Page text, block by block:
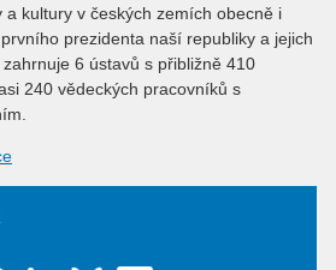
a kultury v českých zemích obecně i
prezidenta naší republiky a jejich
6 ústavů s přibližně 410
240 vědeckých pracovníků s